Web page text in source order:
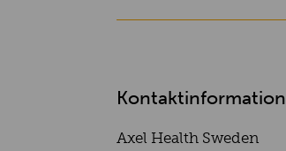
Kontaktinformation
Axel Health Sweden